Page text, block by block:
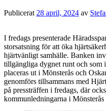
Publicerat28 april, 2024 av
I fredags presenterade
storsatsning för att öka
hjärtvänligt samhälle. Banken
tillgängliga dygnet runt och som
placeras ut i Mönsterås och
genomförs tillsammans med
på pressträffen i fredags, där
kommunledningarna i